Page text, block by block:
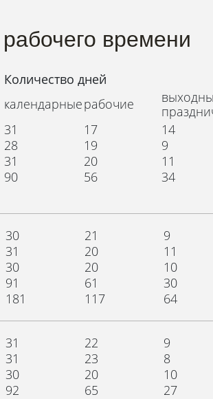
времени
Количество дней
календарныерабочие
31 17
14
28 19
9
31 20
11
90 56 34
30 21
9
31 20
11
30 20
10
91 61
30
181 117 64
31 22
9
31 23
8
30 20
10
92 65 27